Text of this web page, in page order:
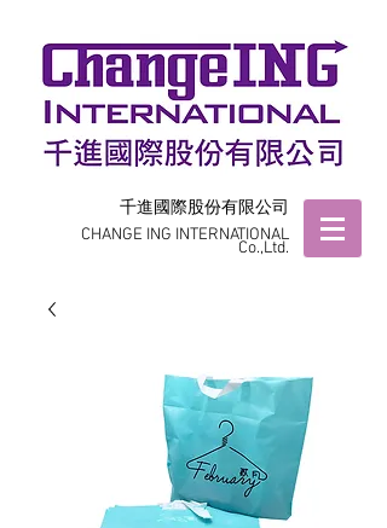
千進國際股份有限公司
CHANGE ING INTERNATIONAL
Co.,Ltd.